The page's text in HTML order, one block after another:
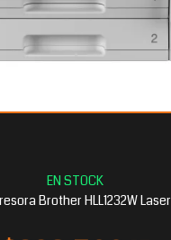
Brother HLL1232W Laser